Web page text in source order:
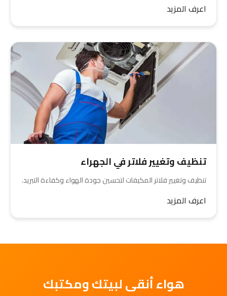
اعرف المزيد
تنظيف وتغيير فلاتر في الجهراء
تنظيف وتغيير فلاتر المكيفات لتحسين جودة الهواء وكفاءة التبريد.
اعرف المزيد
هواء أنقى لبيتك ومكتبك